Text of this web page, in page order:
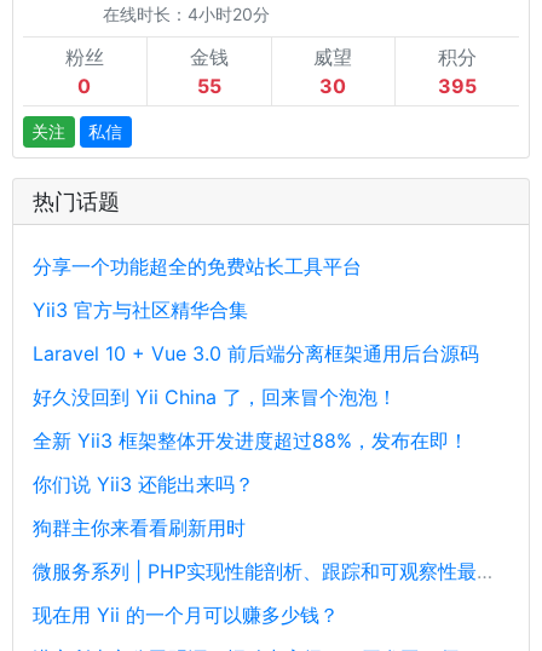
在线时长：4小时20分
粉丝
0
金钱
55
威望
30
积分
395
关注 私信
热门话题
分享一个功能超全的免费站长工具平台
Yii3 官方与社区精华合集
Laravel 10 + Vue 3.0 前后端分离框架通用后台源码
好久没回到 Yii China 了，回来冒个泡泡！
全新 Yii3 框架整体开发进度超过88%，发布在即！
你们说 Yii3 还能出来吗？
狗群主你来看看刷新用时
微服务系列 | PHP实现性能剖析、跟踪和可观察性最佳实践
现在用 Yii 的一个月可以赚多少钱？